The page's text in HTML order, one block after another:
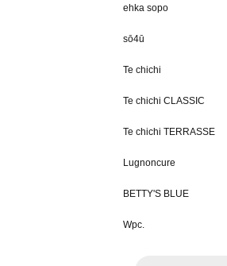
ehka sopo
sō4ū
Te chichi
Te chichi CLASSIC
Te chichi TERRASSE
Lugnoncure
BETTY'S BLUE
Wpc.